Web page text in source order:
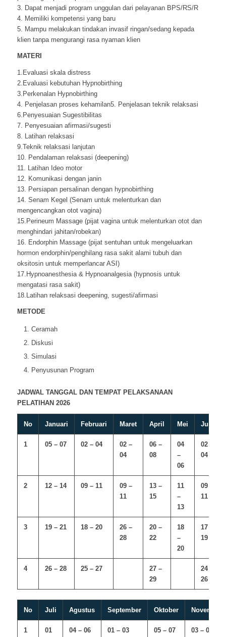
3. Dapat menjadi program unggulan dari pelayanan BPS/RS/R
4. Memiliki kompetensi yang baru
5. Mampu melakukan tindakan invasif ringan/sedang kepada
klien tanpa mengurangi rasa nyaman klien
MATERI
1.Evaluasi skala distress
2.Evaluasi kebutuhan Hypnobirthing
3.Perkenalan Hypnobirthing
4. Penjelasan proses kehamilan5. Penjelasan teknik relaksasi
6.Penyesuaian Sugestibilitas
7. Penyesuaian afirmasi/sugesti
8. Latihan relaksasi
9.Teknik relaksasi lanjutan
10. Pendalaman relaksasi (deepening)
11. Latihan Ideo motor
12. Komunikasi dengan janin
13. Persiapan persalinan dengan hypnobirthing
14. Senam Kegel (Senam untuk melenturkan dan
mengencangkan otot vagina)
15.Perineum Massage (pijat vagina untuk melenturkan otot dan
menghindari jahitan/robekan)
16. Endorphin Massage (pijat sentuhan untuk mengeluarkan
hormon endorphin/penghilang rasa sakit alami tubuh dan
oksitosin untuk memperlancar ASI)
17.Hypnoanesthesia & Hypnoanalgesia (hypnosis untuk
mengatasi rasa sakit)
18.Latihan relaksasi deepening, sugesti/afirmasi
METODE
Ceramah
Diskusi
Simulasi
Penyusunan Program
JADWAL TANGGAL DAN TEMPAT PELAKSANAAN
PELATIHAN 2026
No Januari Februari Maret April Mei Juni
1 05 – 07 02 – 04
02 –
04
06 –
08
04
–
06
02 –
04
2 12 – 14 09 – 11
09 –
11
13 –
15
11
–
13
09 –
11
3 19 – 21 18 – 20
26 –
28
20 –
22
18
–
20
17 –
19
4 26 – 28 25 – 27
27 –
29
24 –
26
No Juli Agustus September Oktober November
1
01
04 – 06 01 – 03 05 – 07 03 – 05